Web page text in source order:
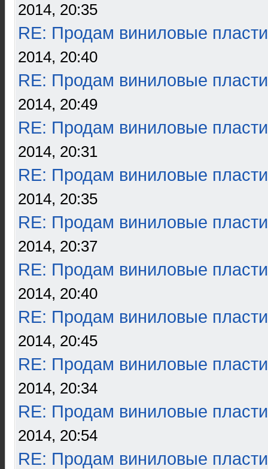
2014, 20:35
RE: Продам виниловые
2014, 20:40
RE: Продам виниловые
2014, 20:49
RE: Продам виниловые
2014, 20:31
RE: Продам виниловые
2014, 20:35
RE: Продам виниловые
2014, 20:37
RE: Продам виниловые
2014, 20:40
RE: Продам виниловые
2014, 20:45
RE: Продам виниловые
2014, 20:34
RE: Продам виниловые
2014, 20:54
RE: Продам виниловые